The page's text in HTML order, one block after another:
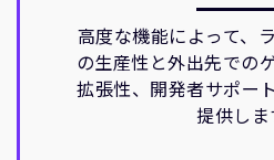
高度な機能によって、
の生産性と外出先での
拡張性、開発者サポー
提供しま